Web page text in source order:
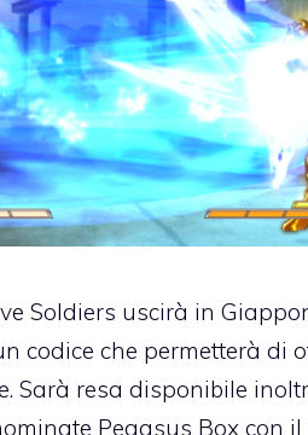
Soldiers uscirà in
codice che permetterà di
Sarà resa disponibile
Pegasus Box con